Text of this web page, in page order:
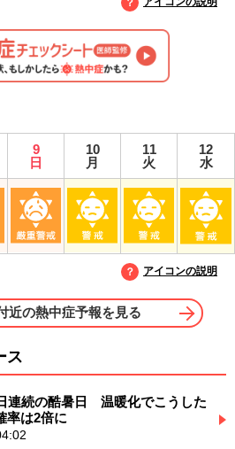
9
日
10
月
11
火
12
水
アイコンの説明
近の熱中症予報を見る
ス
連続の酷暑日 温暖化でこうした
率は2倍に